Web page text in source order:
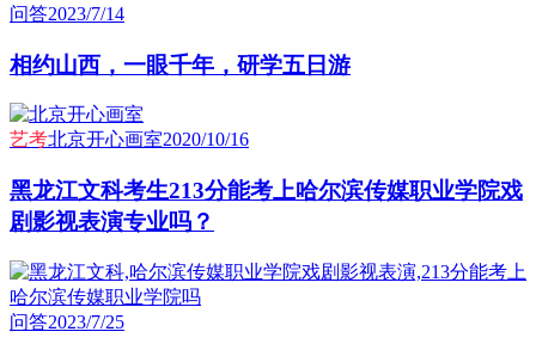
问答2023/7/14
相约山西，一眼千年，研学五日游
艺考北京开心画室2020/10/16
黑龙江文科考生213分能考上哈尔滨传媒职业学院戏
剧影视表演专业吗？
问答2023/7/25